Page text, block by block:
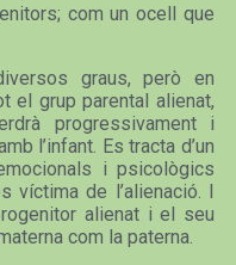
com un ocell que
graus, però en
el grup parental alienat,
progressivament i
l’infant. Es tracta d’un
i psicològics
víctima de l’alienació. I
alienat i el seu
com la paterna.